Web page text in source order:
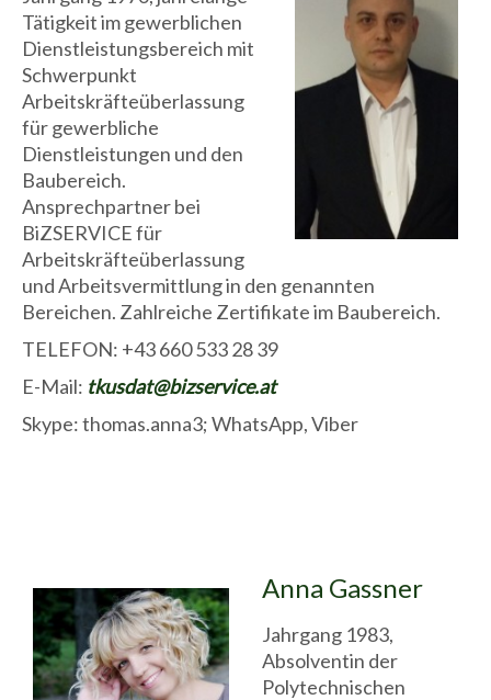
Tätigkeit im gewerblichen
Dienstleistungsbereich mit
Schwerpunkt
Arbeitskräfteüberlassung
für gewerbliche
Dienstleistungen und den
Baubereich.
Ansprechpartner bei
BiZSERVICE für
Arbeitskräfteüberlassung
und Arbeitsvermittlung in den genannten
Bereichen. Zahlreiche Zertifikate im Baubereich.
TELEFON: +43 660 533 28 39
E-Mail: tkusdat@bizservice.at
Skype: thomas.anna3; WhatsApp, Viber
Anna Gassner
Jahrgang 1983,
Absolventin der
Polytechnischen